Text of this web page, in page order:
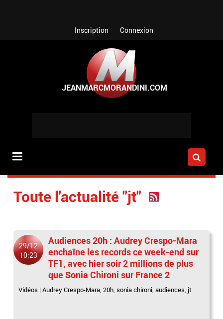
Inscription Connexion
Toute l'actualité "jt"
29/12
10:23
Audiences 20h : Audrey Crespo-Mara
enchaîne les records ce week-end sur
TF1, avec hier soir 2 millions de plus
que Sonia Chironi sur France 2
Vidéos |Audrey Crespo-Mara,20h,sonia chironi,audiences, jt